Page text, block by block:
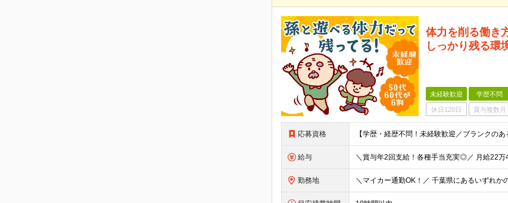
体力を削る働き
しっかり残る環
未経験歓迎 学歴不問
休日120日 賞与複数月
応募資格
給与
勤務地